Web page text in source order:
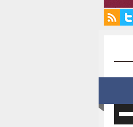
השתמש